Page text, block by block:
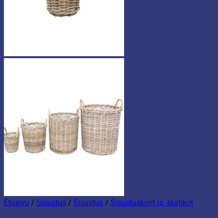
Etusivu / Sisustus / Sisustus / Sisustuskorit ja -laatikot